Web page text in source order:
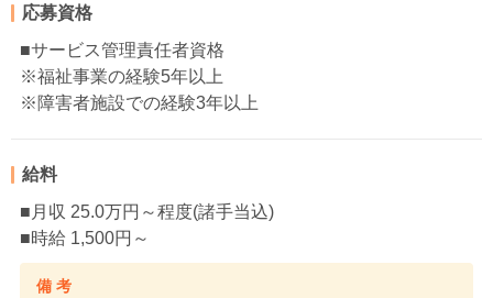
応募資格
■サービス管理責任者資格
※福祉事業の経験5年以上
※障害者施設での経験3年以上
給料
■月収 25.0万円～程度(諸手当込)
■時給 1,500円～
備 考